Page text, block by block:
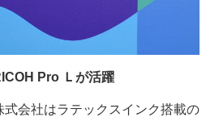
検査・校正特集
を描く
集 印刷機材年鑑
Pro Ｌが活躍
会社はラテックスインク搭載の